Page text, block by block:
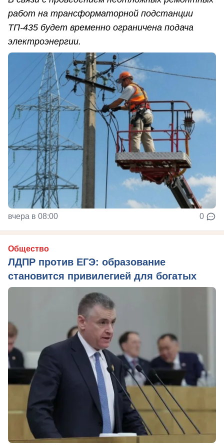
работ на трансформаторной подстанции
ТП-435 будет временно ограничена подача
электроэнергии.
вчера в 08:00 0
Общество
ЛДПР против ЕГЭ: образование
становится привилегией для богатых